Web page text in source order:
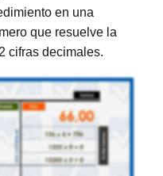
en una
que resuelve la
cifras decimales.